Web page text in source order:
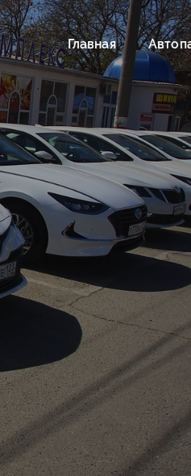
Главная